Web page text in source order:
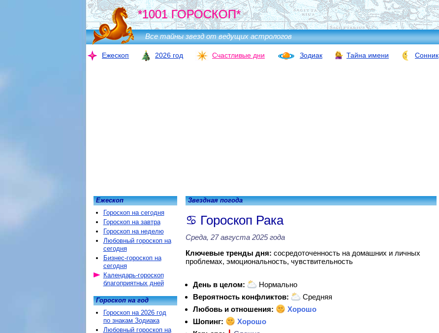
*1001 ГОРОСКОП*
Все тайны звезд от ведущих астрологов
Ежескоп 2026 год Счастливые дни Зодиак Тайна имени Сонник
Звездная погода
Гороскоп Рака
Среда, 27 августа 2025 года
Ключевые тренды дня: сосредоточенность на домашних и личных
проблемах, эмоциональность, чувствительность
День в целом:
Нормально
Вероятность конфликтов:
Средняя
Любовь и отношения:
Хорошо
Шопинг:
Хорошо
Ежескоп
Гороскоп на сегодня
Гороскоп на завтра
Гороскоп на неделю
Любовный гороскоп на
сегодня
Бизнес-гороскоп на
сегодня
Календарь-гороскоп
благоприятных дней
Гороскоп на год
Гороскоп на 2026 год
по знакам Зодиака
Любовный гороскоп на